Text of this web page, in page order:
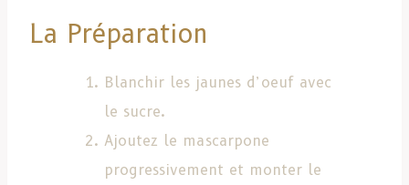
La Préparation
Blanchir les jaunes d’oeuf avec
le sucre.
Ajoutez le mascarpone
progressivement et monter le